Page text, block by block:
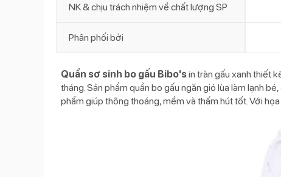
NK & chịu trách nhiệm về chất lượng SP
Phân phối bởi
Quần sơ sinh bo gấu Bibo'sin tràn gấu xanh thiết
tháng. Sản phẩm quần bo gấu ngăn gió lùa làm lạnh
phẩm giúp thông thoáng, mềm và thấm hút tốt. Với